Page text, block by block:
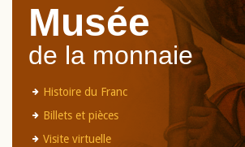
Musée
de la monnaie
Histoire du Franc
Billets et pièces
Visite virtuelle